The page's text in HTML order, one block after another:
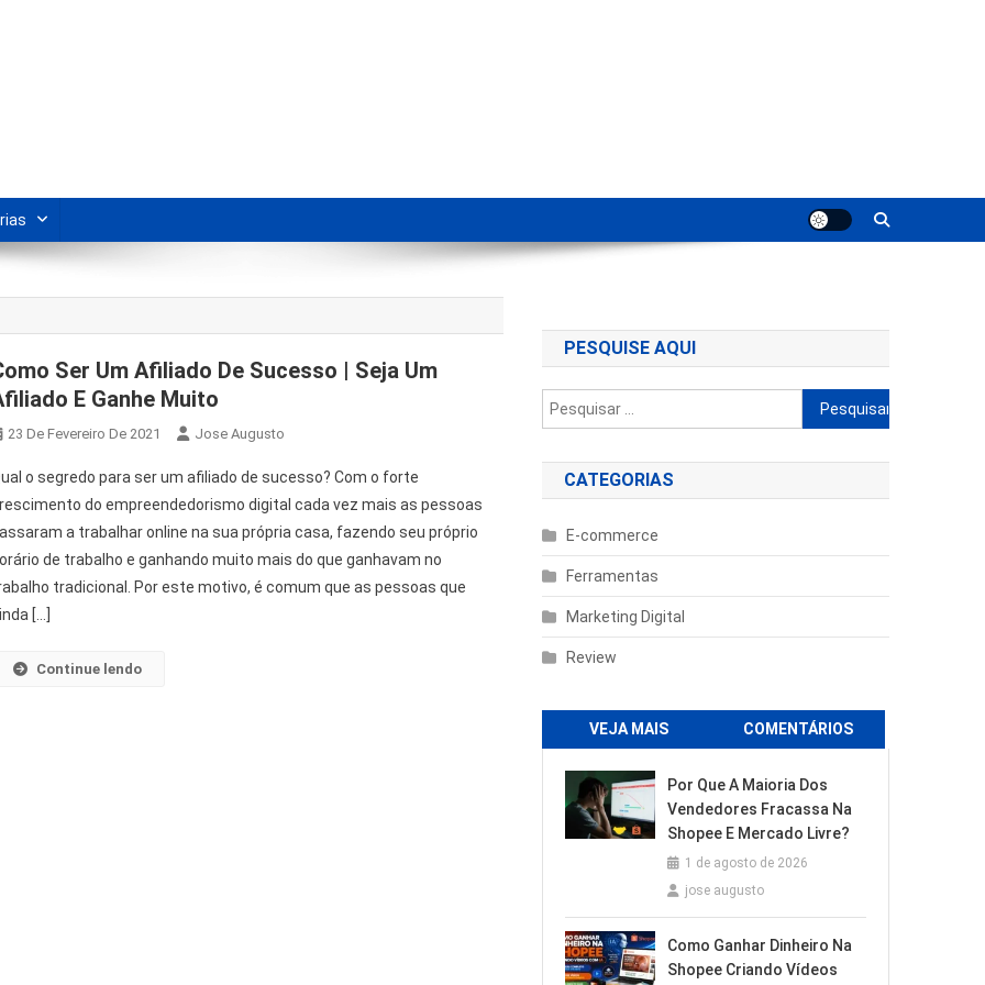
Ser Um Afiliado De Sucesso | Seja Um
E Ganhe Muito
23 De Fevereiro De 2021 Jose Augusto
o segredo para ser um afiliado de sucesso? Com o forte
do empreendedorismo digital cada vez mais as pessoas
a trabalhar online na sua própria casa, fazendo seu próprio
de trabalho e ganhando muito mais do que ganhavam no
tradicional. Por este motivo, é comum que as pessoas que
[…]
Continue lendo
PESQUISE AQUI
Pesquisar
por:
CATEGORIAS
E-commerce
Ferramentas
Marketing Digital
Review
VEJA MAIS COMENTÁRIOS
Por Que A Maioria Dos
Vendedores Fracassa Na
Shopee E Mercado Livre?
1 de agosto de 2026
jose augusto
Como Ganhar Dinheiro Na
Shopee Criando Vídeos